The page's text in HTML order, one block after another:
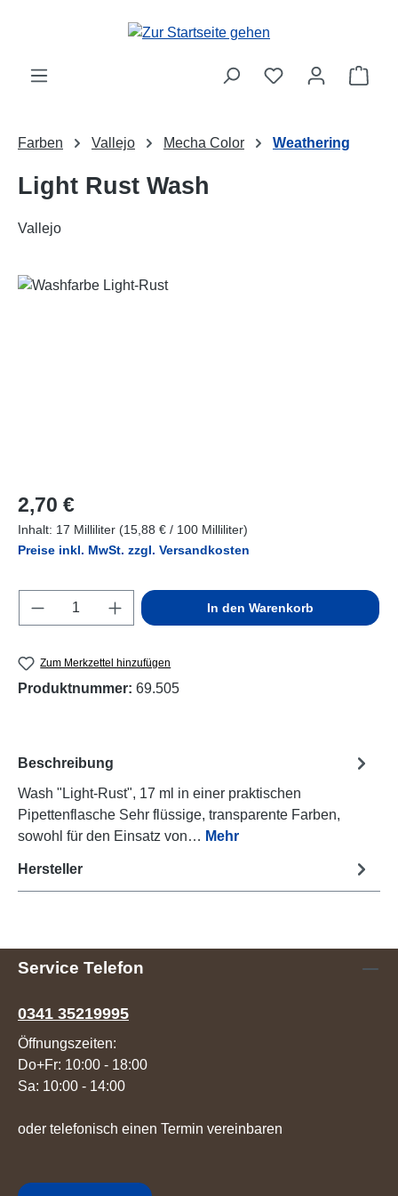
Zum Hauptinhalt springen
Farben Vallejo Mecha Color Weathering
Light Rust Wash
Vallejo
Bildergalerie überspringen
Regulärer Preis:
2,70 €
Inhalt: 17 Milliliter (15,88 € / 100 Milliliter)
Preise inkl. MwSt. zzgl. Versandkosten
Produkt Anzahl: Gib den gewünschten
In den Warenkorb
Zum Merkzettel hinzufügen
Produktnummer: 69.505
Beschreibung
Wash "Light-Rust", 17 ml in einer praktischen
Pipettenflasche Sehr flüssige, transparente Farben,
sowohl für den Einsatz von… Mehr
Hersteller
Service Telefon
0341 35219995
Öffnungszeiten:
Do+Fr: 10:00 - 18:00
Sa: 10:00 - 14:00
oder telefonisch einen Termin vereinbaren